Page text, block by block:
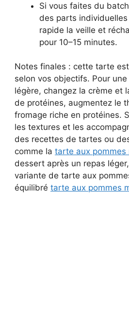
Si vous faites du
des parts
rapide la veille et
pour 10–15 minutes.
Notes finales : cette tarte
selon vos objectifs. Pour
légère, changez la crème et
de protéines, augmentez le
fromage riche en protéines.
les textures et les
des recettes de tartes ou
comme la tarte aux pommes
dessert après un repas
variante de tarte aux
équilibré tarte aux pommes